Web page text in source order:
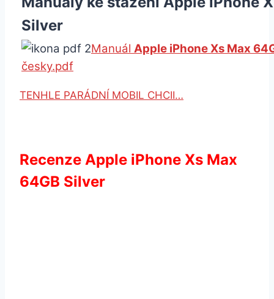
Silver
Manuál Apple iPhone Xs Max
česky.pdf
TENHLE PARÁDNÍ MOBIL CHCII…
Recenze Apple iPhone Xs Max
64GB Silver